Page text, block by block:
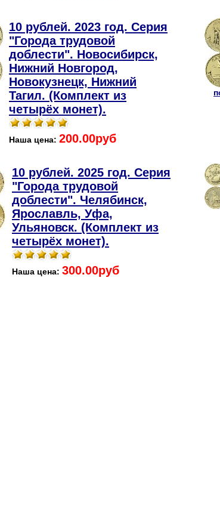
10 рублей. 2023 год. Серия
"Города трудовой
доблести". Новосибирск,
Нижний Новгород,
Новокузнецк, Нижний
Тагил. (Комплект из
четырёх монет).
Наша цена: 200.00руб
10 рублей. 2025 год. Серия
"Города трудовой
доблести". Челябинск,
Ярославль, Уфа,
Ульяновск. (Комплект из
четырёх монет).
Наша цена: 300.00руб